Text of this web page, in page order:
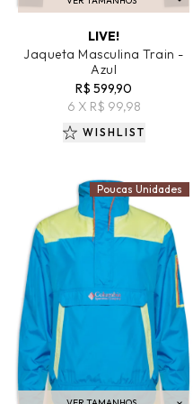
ADICIONAR AO CARRINHO
LIVE!
Jaqueta Masculina Train -
Azul
R$ 599,90
6 X R$ 99,98
WISHLIST
Poucas Unidades